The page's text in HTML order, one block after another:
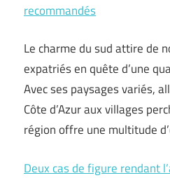
recommandés
Le charme du sud attire de
expatriés en quête d’une
Avec ses paysages variés,
Côte d’Azur aux villages
région offre une multitude
Deux cas de figure rendant